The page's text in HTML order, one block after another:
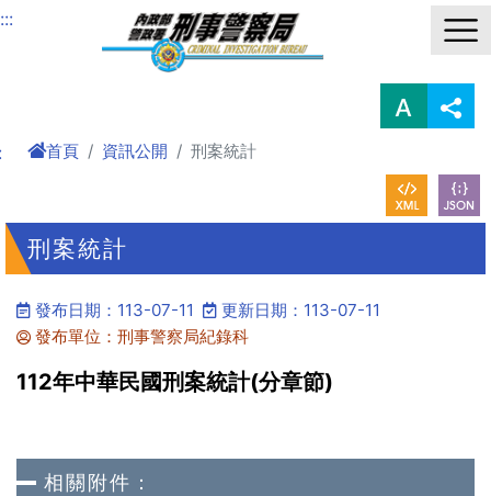
進入內容區塊
:::
首頁 資訊公開 刑案統計
刑案統計
發布日期：113-07-11
更新日期：113-07-11
發布單位：刑事警察局紀錄科
112年中華民國刑案統計(分章節)
相關附件：